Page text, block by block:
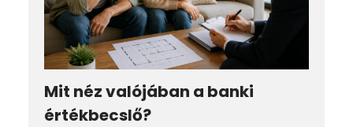
Mit néz valójában a banki
értékbecslő?